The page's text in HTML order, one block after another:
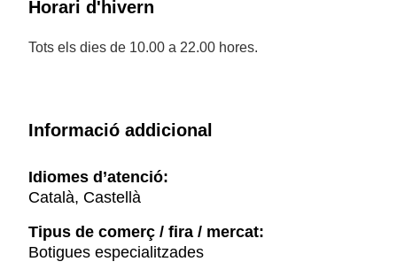
Horari d'hivern
Tots els dies de 10.00 a 22.00 hores.
Informació addicional
Idiomes d’atenció:
Català, Castellà
Tipus de comerç / fira / mercat:
Botigues especialitzades